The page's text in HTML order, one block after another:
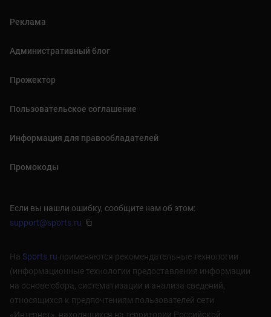
Реклама
Административный блог
Прожектор
Пользовательское соглашение
Информация для правообладателей
Промокоды
Если вы нашли ошибку, сообщите нам об этом:
support@sports.ru
На Sports.ru применяются рекомендательные технологии
(информационные технологии предоставления информации
на основе сбора, систематизации и анализа сведений,
относящихся к предпочтениям пользователей сети
«Интернет», находящихся на территории Российской